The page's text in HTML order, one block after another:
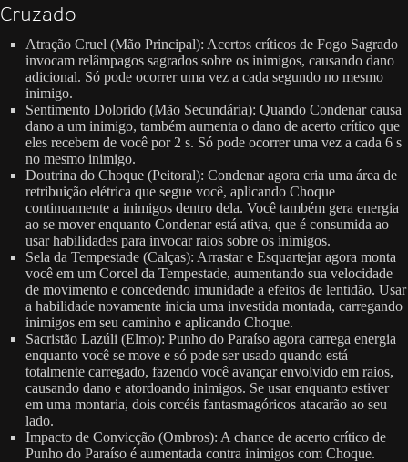
Cruzado
Atração Cruel (Mão Principal): Acertos críticos de Fogo Sagrado
invocam relâmpagos sagrados sobre os inimigos, causando dano
adicional. Só pode ocorrer uma vez a cada segundo no mesmo
inimigo.
Sentimento Dolorido (Mão Secundária): Quando Condenar causa
dano a um inimigo, também aumenta o dano de acerto crítico que
eles recebem de você por 2 s. Só pode ocorrer uma vez a cada 6 s
no mesmo inimigo.
Doutrina do Choque (Peitoral): Condenar agora cria uma área de
retribuição elétrica que segue você, aplicando Choque
continuamente a inimigos dentro dela. Você também gera energia
ao se mover enquanto Condenar está ativa, que é consumida ao
usar habilidades para invocar raios sobre os inimigos.
Sela da Tempestade (Calças): Arrastar e Esquartejar agora monta
você em um Corcel da Tempestade, aumentando sua velocidade
de movimento e concedendo imunidade a efeitos de lentidão. Usar
a habilidade novamente inicia uma investida montada, carregando
inimigos em seu caminho e aplicando Choque.
Sacristão Lazúli (Elmo): Punho do Paraíso agora carrega energia
enquanto você se move e só pode ser usado quando está
totalmente carregado, fazendo você avançar envolvido em raios,
causando dano e atordoando inimigos. Se usar enquanto estiver
em uma montaria, dois corcéis fantasmagóricos atacarão ao seu
lado.
Impacto de Convicção (Ombros): A chance de acerto crítico de
Punho do Paraíso é aumentada contra inimigos com Choque.